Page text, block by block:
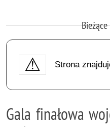
Strona
Gala finałowa